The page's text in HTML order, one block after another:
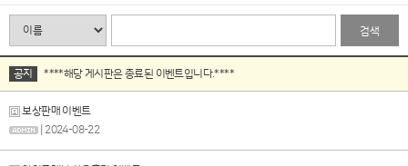
검색
공지 ****해당 게시판은 종료된 이벤트입니다.****
보상판매 이벤트
| 2024-08-22